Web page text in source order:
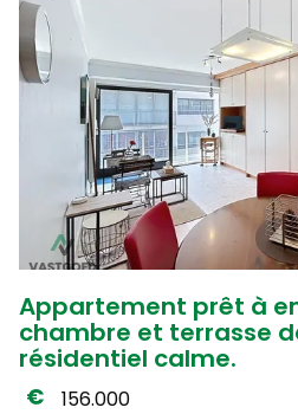
Appartement prêt à
chambre et terrasse
résidentiel calme.
156.000